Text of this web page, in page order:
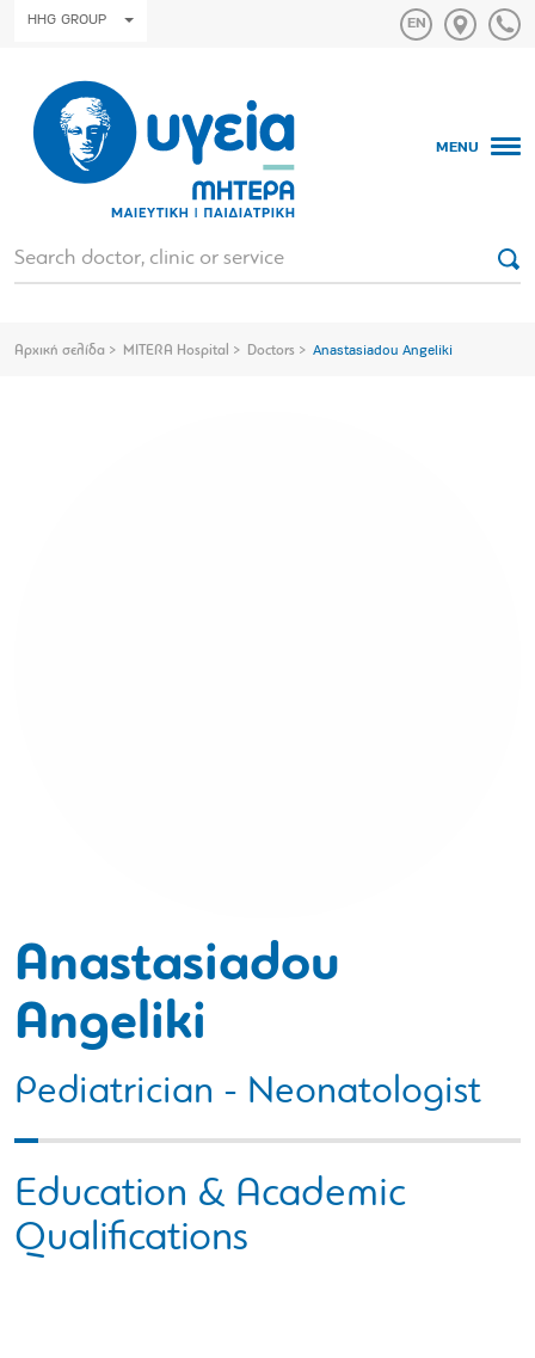
HHG GROUP
MENU
Αρχική σελίδα MITERA Hospital Doctors Anastasiadou Angeliki
Anastasiadou
Angeliki
Pediatrician - Neonatologist
Education & Academic
Qualifications